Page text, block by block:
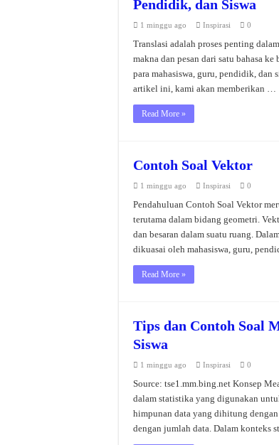
Pendidik, dan Siswa
1 minggu ago Inspirasi 0
Translasi adalah proses penting
makna dan pesan dari satu bahasa
para mahasiswa, guru, pendidik, dan
artikel ini, kami akan memberikan …
Read More »
Contoh Soal Vektor
1 minggu ago Inspirasi 0
Pendahuluan Contoh Soal Vektor
terutama dalam bidang geometri.
dan besaran dalam suatu ruang.
dikuasai oleh mahasiswa, guru,
Read More »
Tips dan Contoh Soal
Siswa
1 minggu ago Inspirasi 0
Source: tse1.mm.bing.net Konsep
dalam statistika yang digunakan
himpunan data yang dihitung
dengan jumlah data. Dalam konteks